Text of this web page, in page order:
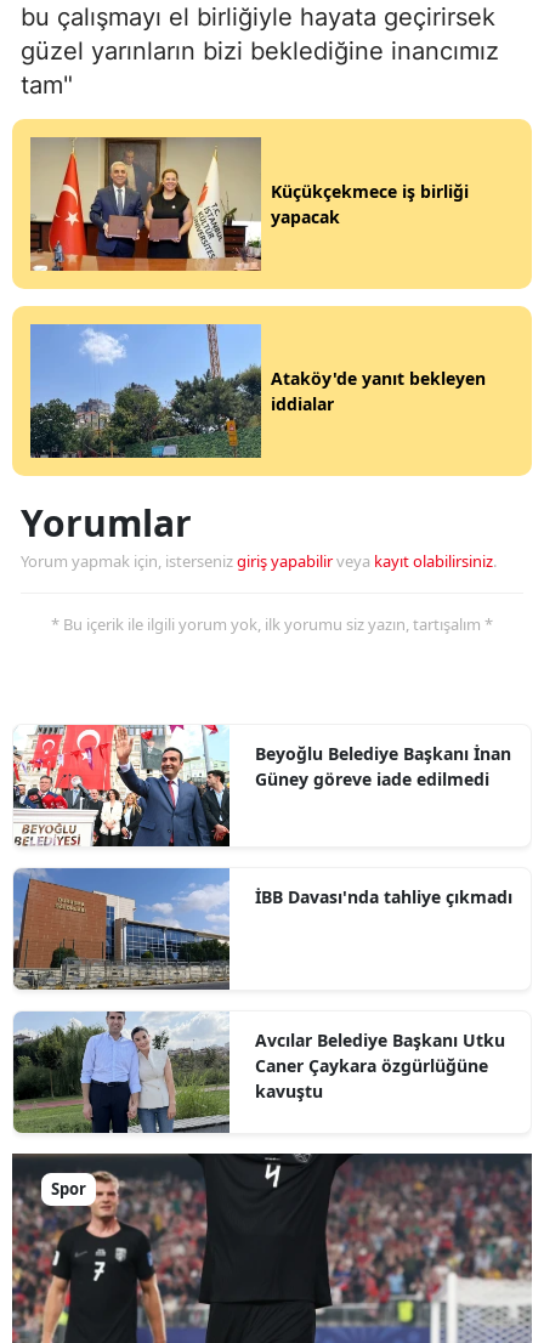
bu çalışmayı el birliğiyle hayata geçirirsek
güzel yarınların bizi beklediğine inancımız
tam"
Küçükçekmece iş birliği
yapacak
Ataköy'de yanıt bekleyen
iddialar
Yorumlar
Yorum yapmak için, istersenizgiriş yapabilirveya kayıt olabilirsiniz.
* Bu içerik ile ilgili yorum yok, ilk yorumu siz yazın, tartışalım *
Beyoğlu Belediye Başkanı İnan
Güney göreve iade edilmedi
İBB Davası'nda tahliye çıkmadı
Avcılar Belediye Başkanı Utku
Caner Çaykara özgürlüğüne
kavuştu
Spor